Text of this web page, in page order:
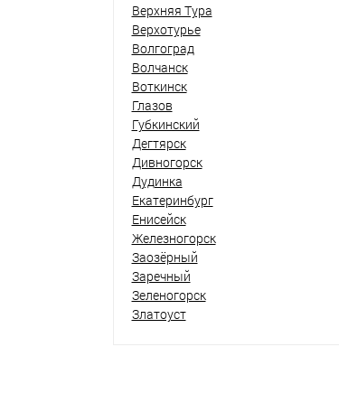
Верхняя Тура
Верхотурье
Волгоград
Волчанск
Воткинск
Глазов
Губкинский
Дегтярск
Дивногорск
Дудинка
Екатеринбург
Енисейск
Железногорск
Заозёрный
Заречный
Зеленогорск
Златоуст